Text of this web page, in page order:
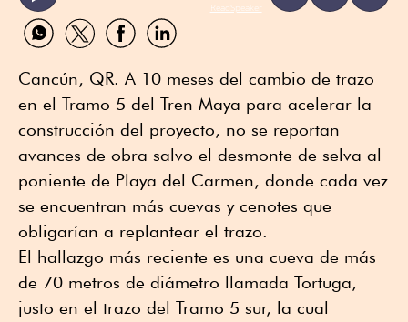
ReadSpeaker
Compartir
por
Compartir
por
Compartir
por
Compartir
por
Cancún, QR. A 10 meses del cambio de trazo
en el Tramo 5 del Tren Maya para acelerar la
construcción del proyecto, no se reportan
avances de obra salvo el desmonte de selva al
poniente de Playa del Carmen, donde cada vez
se encuentran más cuevas y cenotes que
obligarían a replantear el trazo.
El hallazgo más reciente es una cueva de más
de 70 metros de diámetro llamada Tortuga,
justo en el trazo del Tramo 5 sur, la cual